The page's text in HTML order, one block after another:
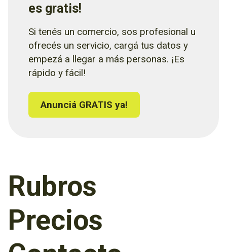
es gratis!
Si tenés un comercio, sos profesional u
ofrecés un servicio, cargá tus datos y
empezá a llegar a más personas. ¡Es
rápido y fácil!
Anunciá GRATIS ya!
Rubros
Precios